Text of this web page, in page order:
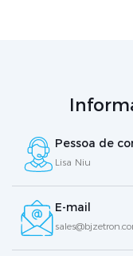
Pessoa de
Lisa Niu
E-mail